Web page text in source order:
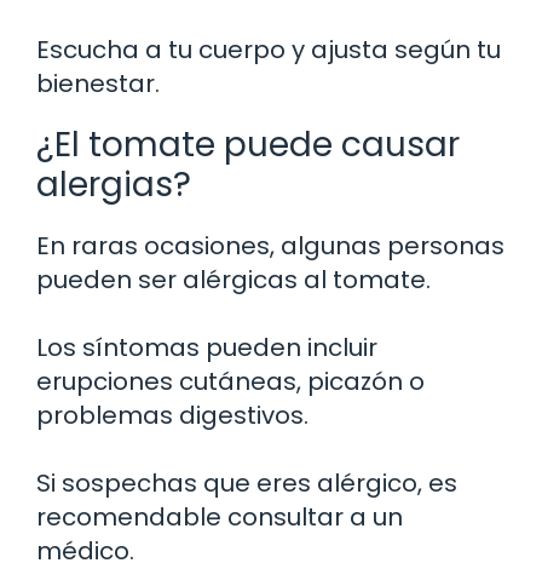
Escucha a tu cuerpo y ajusta según tu
bienestar.
¿El tomate puede causar
alergias?
En raras ocasiones, algunas personas
pueden ser alérgicas al tomate.
Los síntomas pueden incluir
erupciones cutáneas, picazón o
problemas digestivos.
Si sospechas que eres alérgico, es
recomendable consultar a un
médico.